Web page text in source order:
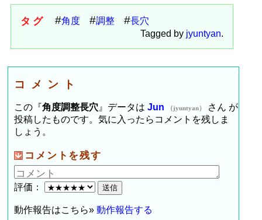
タグ 角度 調整
長穴
Tagged by jyuntyan.
コメント
この『角度調整長穴 』データはJun （jyuntyan）
さん が
投稿したものです。気に入ったらコメントを残しま
しょう。
コメントを残す
評価：
動作報告はこちら»動作報告する